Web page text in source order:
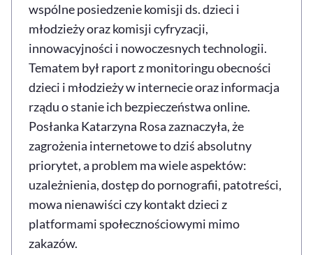
wspólne posiedzenie komisji ds. dzieci i
młodzieży oraz komisji cyfryzacji,
innowacyjności i nowoczesnych technologii.
Tematem był raport z monitoringu obecności
dzieci i młodzieży w internecie oraz informacja
rządu o stanie ich bezpieczeństwa online.
Posłanka Katarzyna Rosa zaznaczyła, że
zagrożenia internetowe to dziś absolutny
priorytet, a problem ma wiele aspektów:
uzależnienia, dostęp do pornografii, patotreści,
mowa nienawiści czy kontakt dzieci z
platformami społecznościowymi mimo
zakazów.